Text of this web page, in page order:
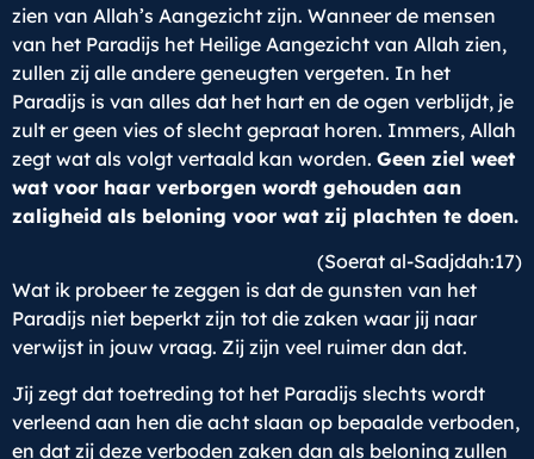
zien van Allah’s Aangezicht zijn. Wanneer de mensen
van het Paradijs het Heilige Aangezicht van Allah zien,
zullen zij alle andere geneugten vergeten. In het
Paradijs is van alles dat het hart en de ogen verblijdt, je
zult er geen vies of slecht gepraat horen. Immers, Allah
zegt wat als volgt vertaald kan worden. Geen ziel weet
wat voor haar verborgen wordt gehouden aan
zaligheid als beloning voor wat zij plachten te doen.
(Soerat al-Sadjdah:17)
Wat ik probeer te zeggen is dat de gunsten van het
Paradijs niet beperkt zijn tot die zaken waar jij naar
verwijst in jouw vraag. Zij zijn veel ruimer dan dat.
Jij zegt dat toetreding tot het Paradijs slechts wordt
verleend aan hen die acht slaan op bepaalde verboden,
en dat zij deze verboden zaken dan als beloning zullen